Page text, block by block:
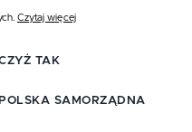
Czytaj więcej
TAK
POLSKA SAMORZĄDNA